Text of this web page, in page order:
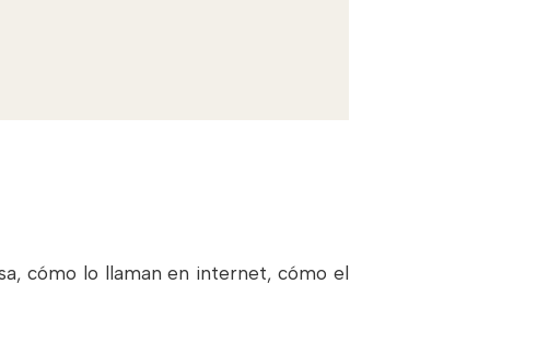
cómo lo llaman en internet, cómo el